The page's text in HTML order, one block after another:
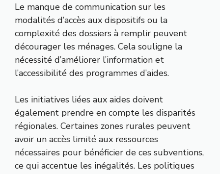
Le manque de communication sur les
modalités d’accès aux dispositifs ou la
complexité des dossiers à remplir peuvent
décourager les ménages. Cela souligne la
nécessité d’améliorer l’information et
l’accessibilité des programmes d’aides.
Les initiatives liées aux aides doivent
également prendre en compte les disparités
régionales. Certaines zones rurales peuvent
avoir un accès limité aux ressources
nécessaires pour bénéficier de ces subventions,
ce qui accentue les inégalités. Les politiques